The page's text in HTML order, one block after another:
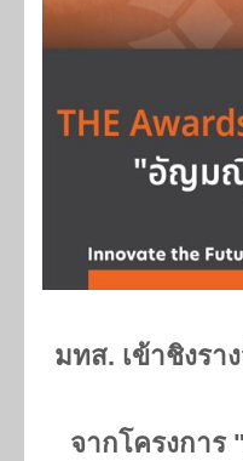
มทส. เข้าชิงรา
จากโครงการ"